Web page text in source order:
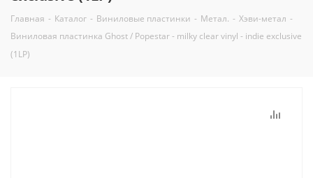
Главная - Каталог - Виниловые пластинки - Метал. - Хэви-метал -
Виниловая пластинка Ghost / Popestar - milky clear vinyl - indie exclusive
(1LP)